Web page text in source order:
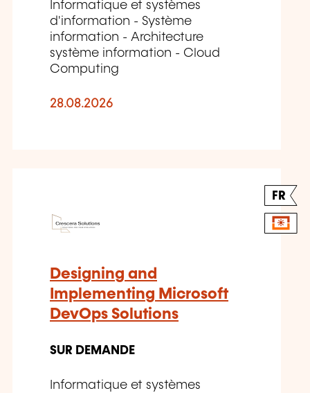
Informatique et systèmes
d'information - Système
information - Architecture
système information - Cloud
Computing
28.08.2026
FR
Designing and
Implementing Microsoft
DevOps Solutions
SUR DEMANDE
Informatique et systèmes